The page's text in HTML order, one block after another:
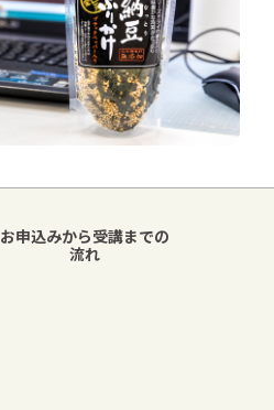
お申込みから受講までの
流れ